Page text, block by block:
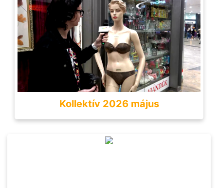
Kollektív 2026 május